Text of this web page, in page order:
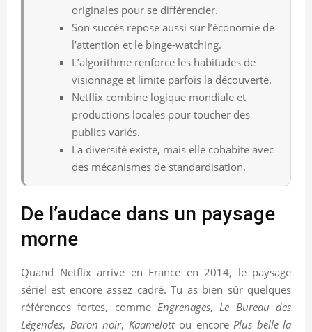
originales pour se différencier.
Son succès repose aussi sur l’économie de
l’attention et le binge-watching.
L’algorithme renforce les habitudes de
visionnage et limite parfois la découverte.
Netflix combine logique mondiale et
productions locales pour toucher des
publics variés.
La diversité existe, mais elle cohabite avec
des mécanismes de standardisation.
De l’audace dans un paysage
morne
Quand Netflix arrive en France en 2014, le paysage
sériel est encore assez cadré. Tu as bien sûr quelques
références fortes, comme Engrenages, Le Bureau des
Légendes, Baron noir, Kaamelottou encore Plus belle la